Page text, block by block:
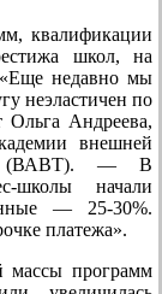
квалификации
школ, на
«Еще недавно мы
неэластичен по
Андреева,
внешней
(ВАВТ). — В
школы начали
— 25-30%.
платежа».
массы программ